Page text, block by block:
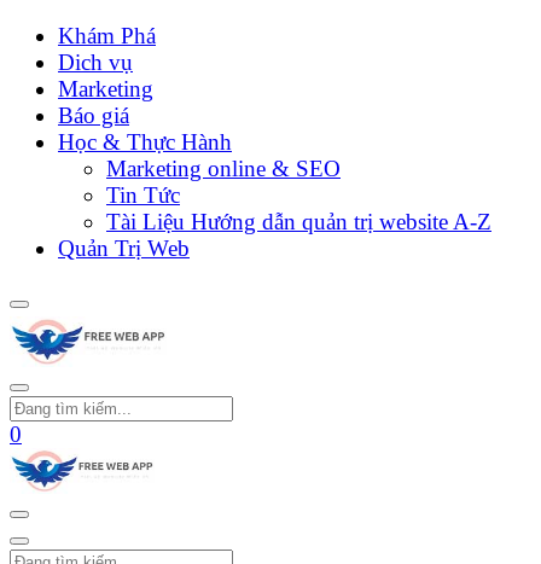
Khám Phá
Dich vụ
Marketing
Báo giá
Học & Thực Hành
Marketing online & SEO
Tin Tức
Tài Liệu Hướng dẫn quản trị website A-Z
Quản Trị Web
0